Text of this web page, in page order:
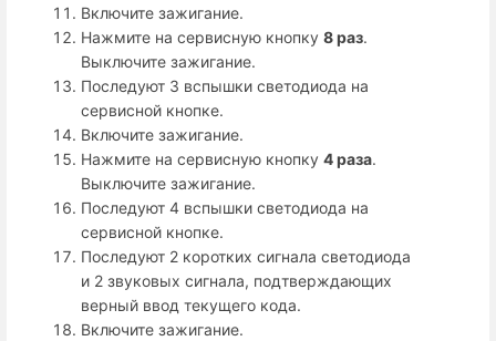
Включите зажигание.
Нажмите на сервисную кнопку8 раз.
Выключите зажигание.
Последуют 3 вспышки светодиода на
сервисной кнопке.
Включите зажигание.
Нажмите на сервисную кнопку4 раза.
Выключите зажигание.
Последуют 4 вспышки светодиода на
сервисной кнопке.
Последуют 2 коротких сигнала светодиода
и 2 звуковых сигнала, подтверждающих
верный ввод текущего кода.
Включите зажигание.